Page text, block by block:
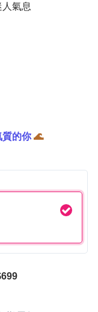
氣息
質的你🌊